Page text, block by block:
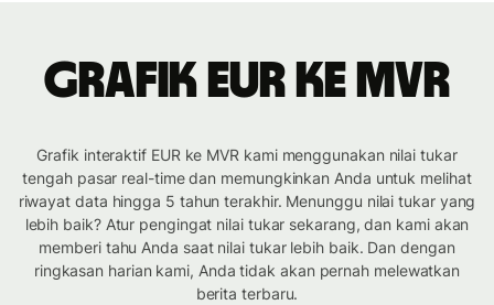
Grafik EUR ke MVR
Grafik interaktif EUR ke MVR kami menggunakan nilai tukar
tengah pasar real-time dan memungkinkan Anda untuk melihat
riwayat data hingga 5 tahun terakhir. Menunggu nilai tukar yang
lebih baik? Atur pengingat nilai tukar sekarang, dan kami akan
memberi tahu Anda saat nilai tukar lebih baik. Dan dengan
ringkasan harian kami, Anda tidak akan pernah melewatkan
berita terbaru.